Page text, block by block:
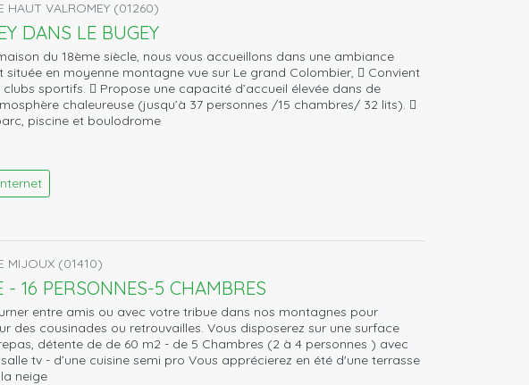
HAUT VALROMEY (01260)
DANS LE BUGEY
du 18ème siècle, nous vous accueillons dans une ambiance
située en moyenne montagne vue sur Le grand Colombier,  Convient
sportifs.  Propose une capacité d’accueil élevée dans de
chaleureuse (jusqu’à 37 personnes /15 chambres/ 32 lits). 
piscine et boulodrome
MIJOUX (01410)
- 16 PERSONNES-5 CHAMBRES
entre amis ou avec votre tribue dans nos montagnes pour
des cousinades ou retrouvailles. Vous disposerez sur une surface
détente de de 60 m2 - de 5 Chambres (2 à 4 personnes ) avec
tv - d’une cuisine semi pro Vous apprécierez en été d'une terrasse
neige